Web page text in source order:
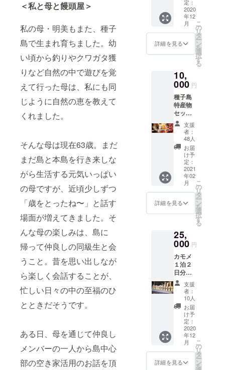
＜私と母と饅頭屋＞
私の母・明美もまた、種子
島で生まれ育ちました。幼
い頃から釣りやクワガタ獲
りなど自然の中で遊びを覚
えて行った母は、私にも同
じように自然の恵を教えて
くれました。
そんな母は現在63歳。まだ
まだ島と本島を行き来しな
がら生活する元気いっぱい
の母ですが、近頃少しずつ
「歳をとったね〜」と話す
場面が増えてきました。そ
んな母の楽しみは、島に
帰って仲良しの同級生と会
うこと。昔を思い出しなが
ら楽しく会話することが、
忙しい日々の中の至福のひ
とときだそうです。
ある日、母を通じて仲良し
メンバーの一人から島中心
部の空き家活用のお話を頂
ティー
は9月21
日15時
スター
トの立
食パー
す ※
オープ
ニング
イベン
トへの
交通費
等は含
まれて
おりま
せん ※
エンド
ロール
へのお
名前掲
載は希
望者の
みとな
必ず備
考欄に
のお名
前をご
記入く
ださ
い。
ロール
へのお
名前掲
載 ＋お
礼の
メッ
セージ
ロール
へのお
名前掲
載は希
望者の
みとな
ります
ので支
援時、
必ず備
考欄に
ご希望
のお名
前をご
記入く
ださ
い。
定：
2020
年12
月
詳細を見る
こ
の
リ
タ
ー
ン
を
選
択
す
る
10,
000 円
種子島
特産物
セット
「安納
芋２ｋ
ｇ・黒
糖・お
茶・種
子島焼
きコッ
プ」 ＋
カモメ
オリジ
ナルス
テッ
カー ＋
プロ
モー
ション
ビデオ
エンド
ロール
へのお
名前掲
載※希望
者のみ
※エンド
ロール
へのお
名前掲
載は希
望者の
みとな
支援
者：
48人
お届
け予
定：
2021
年02
月
詳細を見る
こ
の
リ
タ
ー
ン
を
選
択
す
る
25,
000 円
カモメ
１泊２
日分宿
泊券 ＋
オリジ
ナルス
テッ
カー ＋
プロ
モー
ション
ビデオ
エンド
ロール
支援
者：
10人
お届
け予
定：
2020
年12
月
詳細を見る
こ
の
リ
タ
ー
ン
を